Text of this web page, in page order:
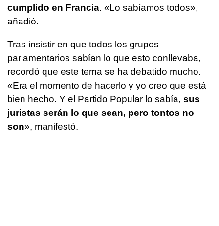
cumplido en Francia. «Lo sabíamos todos»,
añadió.
Tras insistir en que todos los grupos
parlamentarios sabían lo que esto conllevaba,
recordó que este tema se ha debatido mucho.
«Era el momento de hacerlo y yo creo que está
bien hecho. Y el Partido Popular lo sabía, sus
juristas serán lo que sean, pero tontos no
son», manifestó.